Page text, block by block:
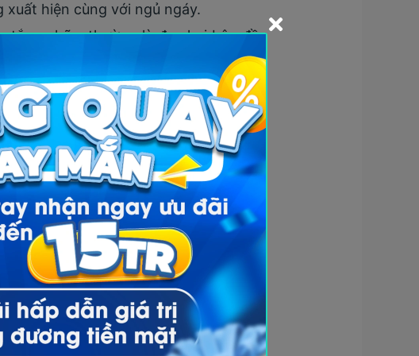
hiện cùng với ngủ ngáy.
nghẽn, thường là đau hai bên đầu
sáng và sợ âm thanh. Cơn đau có thể
của các biến chứng hoặc bệnh lý
cực một cách từ từ đến nhiều mặt
nhiều lợi ích cho sức khỏe. Tuy nhiên,
trong máu lúc bị ngưng thở tới mức
và chất lượng giấc ngủ giảm sút kết